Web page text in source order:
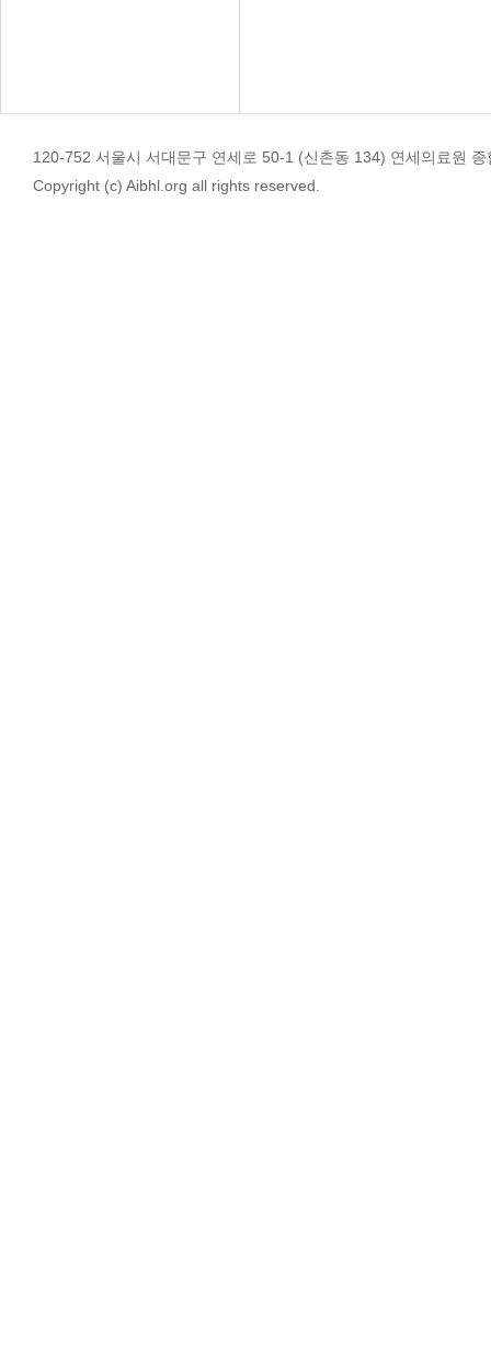
120-752 서울시 서대문구 연세로 50-1 (신촌동 134) 연세의료
Copyright (c) Aibhl.org all rights reserved.